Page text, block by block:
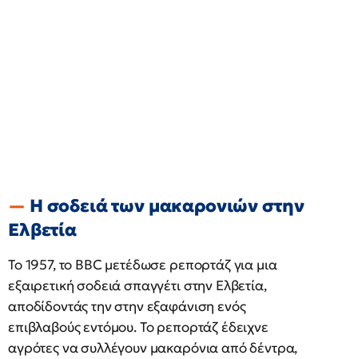
Η σοδειά των μακαρονιών στην
Ελβετία
Το 1957, το BBC μετέδωσε ρεπορτάζ για μια
εξαιρετική σοδειά σπαγγέτι στην Ελβετία,
αποδίδοντάς την στην εξαφάνιση ενός
επιβλαβούς εντόμου. Το ρεπορτάζ έδειχνε
αγρότες να συλλέγουν μακαρόνια από δέντρα,